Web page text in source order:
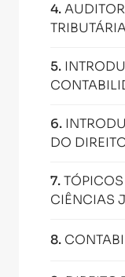
4.
5.
6.
DO
7.
CIÊNCIAS
8.